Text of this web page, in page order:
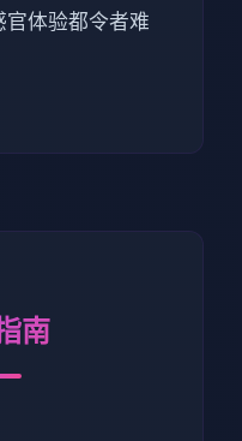
体验都令者难
南